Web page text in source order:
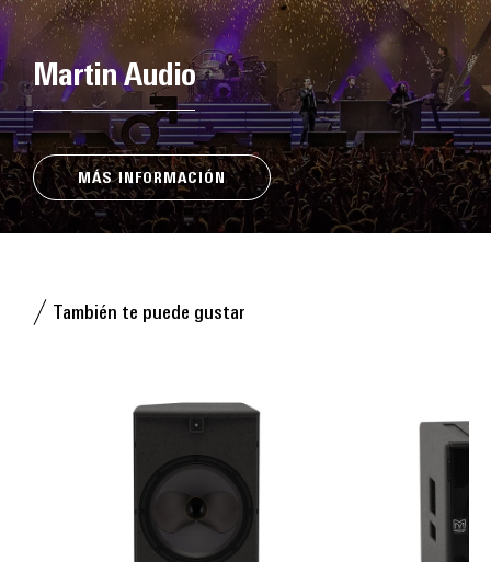
Martin Audio
MÁS INFORMACIÓN
También te puede gustar